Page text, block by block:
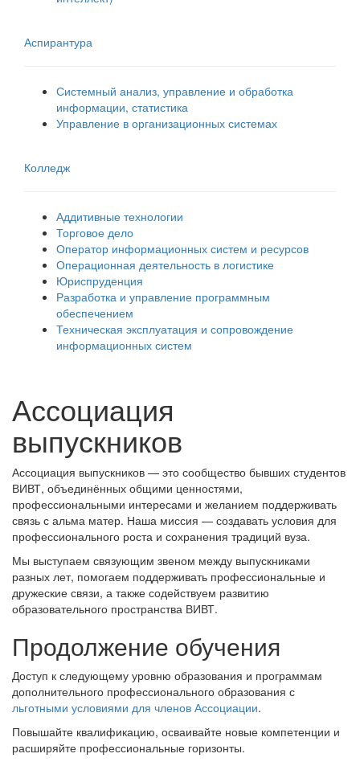
Аспирантура
Системный анализ, управление и обработка
информации, статистика
Управление в организационных системах
Колледж
Аддитивные технологии
Торговое дело
Оператор информационных систем и ресурсов
Операционная деятельность в логистике
Юриспруденция
Разработка и управление программным
обеспечением
Техническая эксплуатация и сопровождение
информационных систем
Ассоциация
выпускников
Ассоциация выпускников — это сообщество бывших студентов
ВИВТ, объединённых общими ценностями,
профессиональными интересами и желанием поддерживать
связь с альма матер. Наша миссия — создавать условия для
профессионального роста и сохранения традиций вуза.
Мы выступаем связующим звеном между выпускниками
разных лет, помогаем поддерживать профессиональные и
дружеские связи, а также содействуем развитию
образовательного пространства ВИВТ.
Продолжение обучения
Доступ к следующему уровню образования и программам
дополнительного профессионального образования с
льготными условиями для членов Ассоциации.
Повышайте квалификацию, осваивайте новые компетенции и
расширяйте профессиональные горизонты.